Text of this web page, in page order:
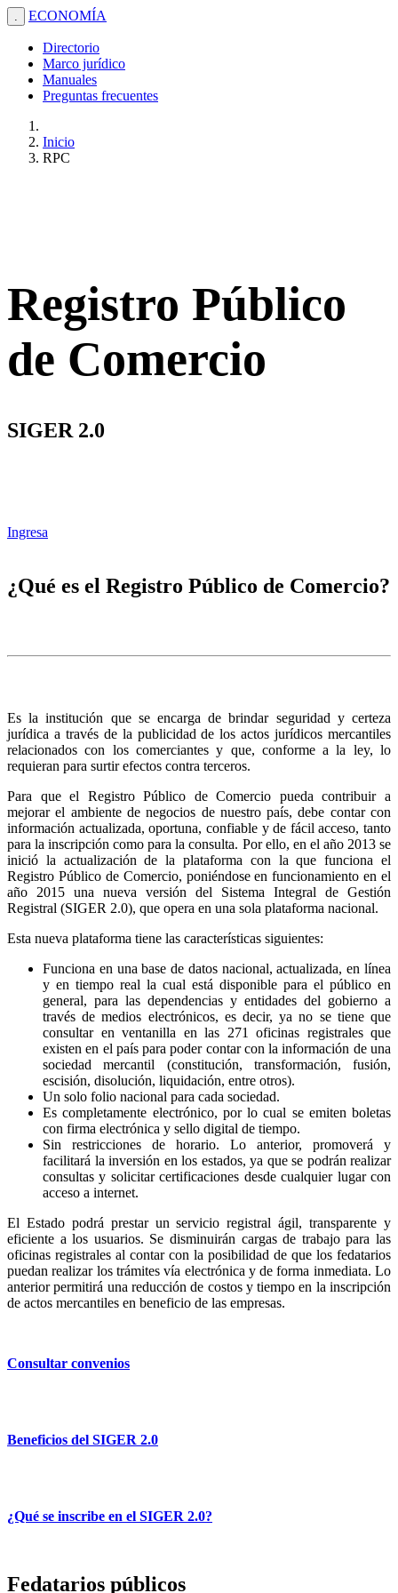
. ECONOMÍA
Directorio
Marco jurídico
Manuales
Preguntas frecuentes
Inicio
RPC
Registro Público
de Comercio
SIGER 2.0
Ingresa
¿Qué es el Registro Público de Comercio?
Es la institución que se encarga de brindar seguridad y certeza
jurídica a través de la publicidad de los actos jurídicos mercantiles
relacionados con los comerciantes y que, conforme a la ley, lo
requieran para surtir efectos contra terceros.
Para que el Registro Público de Comercio pueda contribuir a
mejorar el ambiente de negocios de nuestro país, debe contar con
información actualizada, oportuna, confiable y de fácil acceso, tanto
para la inscripción como para la consulta. Por ello, en el año 2013 se
inició la actualización de la plataforma con la que funciona el
Registro Público de Comercio, poniéndose en funcionamiento en el
año 2015 una nueva versión del Sistema Integral de Gestión
Registral (SIGER 2.0), que opera en una sola plataforma nacional.
Esta nueva plataforma tiene las características siguientes:
Funciona en una base de datos nacional, actualizada, en línea
y en tiempo real la cual está disponible para el público en
general, para las dependencias y entidades del gobierno a
través de medios electrónicos, es decir, ya no se tiene que
consultar en ventanilla en las 271 oficinas registrales que
existen en el país para poder contar con la información de una
sociedad mercantil (constitución, transformación, fusión,
escisión, disolución, liquidación, entre otros).
Un solo folio nacional para cada sociedad.
Es completamente electrónico, por lo cual se emiten boletas
con firma electrónica y sello digital de tiempo.
Sin restricciones de horario. Lo anterior, promoverá y
facilitará la inversión en los estados, ya que se podrán realizar
consultas y solicitar certificaciones desde cualquier lugar con
acceso a internet.
El Estado podrá prestar un servicio registral ágil, transparente y
eficiente a los usuarios. Se disminuirán cargas de trabajo para las
oficinas registrales al contar con la posibilidad de que los fedatarios
puedan realizar los trámites vía electrónica y de forma inmediata. Lo
anterior permitirá una reducción de costos y tiempo en la inscripción
de actos mercantiles en beneficio de las empresas.
Consultar convenios
Beneficios del SIGER 2.0
¿Qué se inscribe en el SIGER 2.0?
Fedatarios públicos